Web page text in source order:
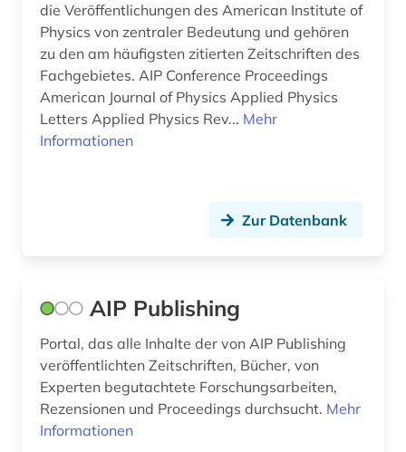
enzym (1)
erde (1)
erdwissenschaften (1)
evolutionsökologie (1)
evolutionsökologie mariner fische (1)
experimentalphysik (1)
die Veröffentlichungen des American Institute of
Physics von zentraler Bedeutung und gehören
zu den am häufigsten zitierten Zeitschriften des
Fachgebietes. AIP Conference Proceedings
American Journal of Physics Applied Physics
Letters Applied Physics Rev... Mehr
Informationen
Zur Datenbank
AIP Publishing
Portal, das alle Inhalte der von AIP Publishing
veröffentlichten Zeitschriften, Bücher, von
Experten begutachtete Forschungsarbeiten,
Rezensionen und Proceedings durchsucht. Mehr
Informationen